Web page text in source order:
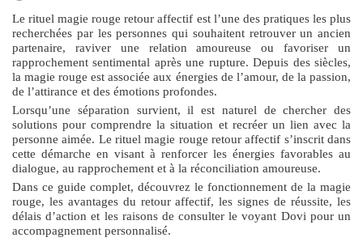
Lerituel magie rouge retour affectif est l’une des pratiques les plus
recherchées par les personnes qui souhaitent retrouver un ancien
partenaire, raviver une relation amoureuse ou favoriser un
rapprochement sentimental après une rupture. Depuis des siècles,
la magie rouge est associée aux énergies de l’amour, de la passion,
de l’attirance et des émotions profondes.
Lorsqu’une séparation survient, il est naturel de chercher des
solutions pour comprendre la situation et recréer un lien avec la
personne aimée. Le rituel magie rouge retour affectif s’inscrit dans
cette démarche en visant à renforcer les énergies favorables au
dialogue, au rapprochement et à la réconciliation amoureuse.
Dans ce guide complet, découvrez le fonctionnement de la magie
rouge, les avantages du retour affectif, les signes de réussite, les
délais d’action et les raisons de consulter le voyant Dovi pour un
accompagnement personnalisé.